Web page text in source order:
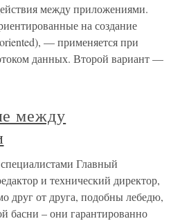
между приложениями.
на создание
— применяется при
данных. Второй вариант —
между
Главный
и технический директор,
друг от друга, подобны лебедю,
басни – они гарантированно